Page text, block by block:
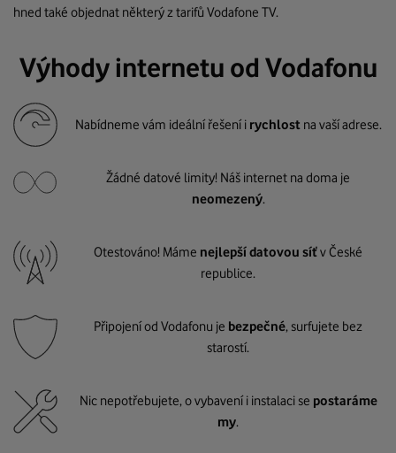
hned také objednat některý z tarifů Vodafone TV.
Výhody internetu od Vodafonu
Nabídneme vám ideální řešení i rychlost na vaší adrese.
Žádné datové limity! Náš internet na doma je
neomezený.
Otestováno! Máme nejlepší datovou síťv České
republice.
Připojení od Vodafonu je bezpečné, surfujete bez
starostí.
Nic nepotřebujete, o vybavení i instalaci se postaráme
my.